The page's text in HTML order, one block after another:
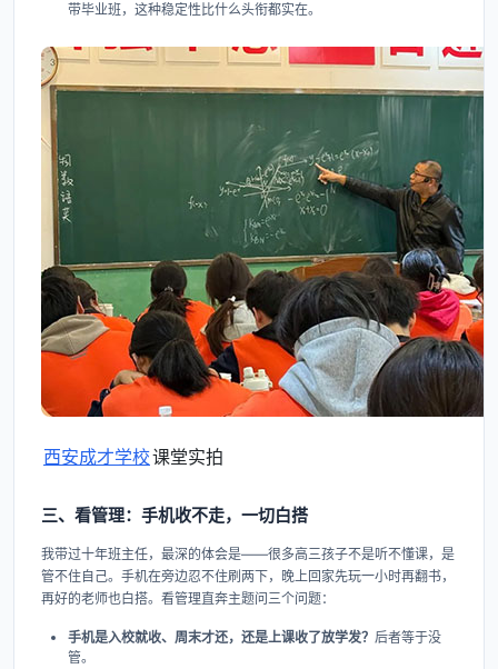
带毕业班，这种稳定性比什么头衔都实在。
西安成才学校课堂实拍
三、看管理：手机收不走，一切白搭
我带过十年班主任，最深的体会是——很多高三孩子不是听不懂课，是
管不住自己。手机在旁边忍不住刷两下，晚上回家先玩一小时再翻书，
再好的老师也白搭。看管理直奔主题问三个问题：
手机是入校就收、周末才还，还是上课收了放学发？ 后者等于没
管。